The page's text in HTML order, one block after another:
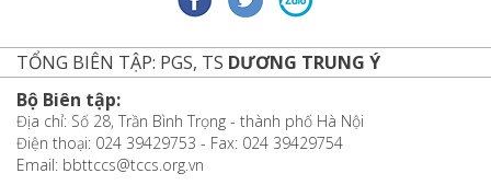
TỔNG BIÊN TẬP: PGS, TS DƯƠNG TRUNG Ý
Bộ Biên tập:
Địa chỉ: Số 28, Trần Bình Trọng - thành phố Hà Nội
Điện thoại: 024 39429753 - Fax: 024 39429754
Email: bbttccs@tccs.org.vn